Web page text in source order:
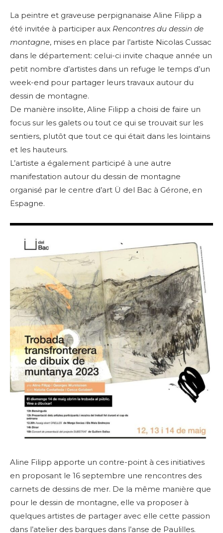
La peintre et graveuse perpignanaise Aline Filipp a
été invitée à participer aux Rencontres du dessin de
montagne, mises en place par l’artiste Nicolas Cussac
dans le département: celui-ci invite chaque année un
petit nombre d’artistes dans un refuge le temps d’un
week-end pour partager leurs travaux autour du
dessin de montagne.
De manière insolite, Aline Filipp a choisi de faire un
focus sur les galets ou tout ce qui se trouvait sur les
sentiers, plutôt que tout ce qui était dans les lointains
et les hauteurs.
L’artiste a également participé à une autre
manifestation autour du dessin de montagne
organisé par le centre d’art Ü del Bac à Gérone, en
Espagne.
Aline Filipp apporte un contre-point à ces initiatives
en proposant le 16 septembre une rencontres des
carnets de dessins de mer. De la même manière que
pour le dessin de montagne, elle va proposer à
quelques artistes de partager avec elle cette passion
dans l’atelier des barques dans l’anse de Paulilles.